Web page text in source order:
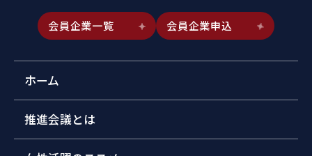
会員企業一覧 会員企業申込
ホーム
推進会議とは